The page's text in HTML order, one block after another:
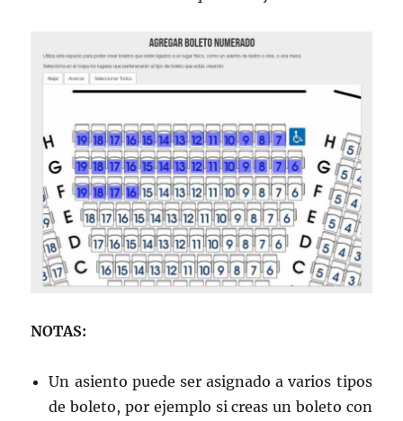
NOTAS:
Un asiento puede ser asignado a varios tipos
de boleto, por ejemplo si creas un boleto con